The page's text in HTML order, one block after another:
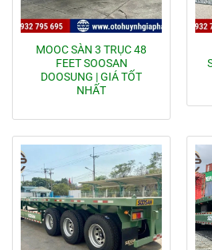
MOOC SÀN 3 TRỤC 48
FEET SOOSAN
DOOSUNG | GIÁ TỐT
NHẤT